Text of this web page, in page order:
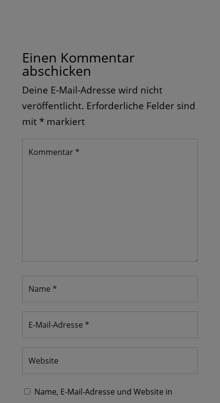
Einen Kommentar
abschicken
Deine E-Mail-Adresse wird nicht
veröffentlicht. Erforderliche Felder sind
mit *markiert
Name, E-Mail-Adresse und Website in